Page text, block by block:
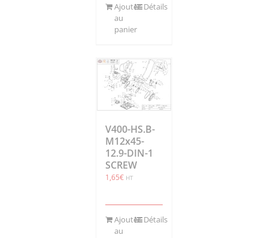
Ajouter
au
panier
Détails
V400-HS.B-
M12x45-
12.9-DIN-1
SCREW
1,65€ HT
Ajouter
au
Détails